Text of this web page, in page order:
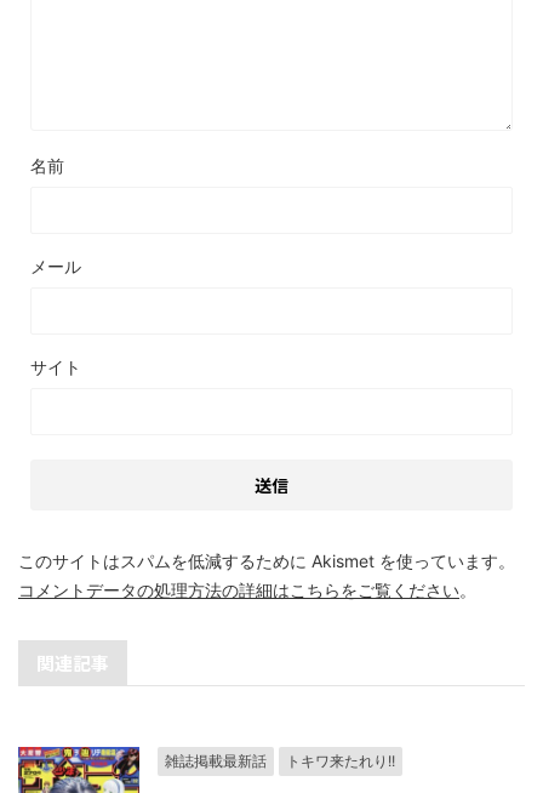
名前
メール
サイト
このサイトはスパムを低減するために Akismet を使っています。
コメントデータの処理方法の詳細はこちらをご覧ください。
関連記事
雑誌掲載最新話 トキワ来たれり!!